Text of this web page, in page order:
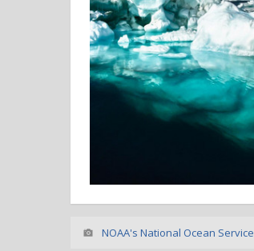
NOAA's National Ocean Service